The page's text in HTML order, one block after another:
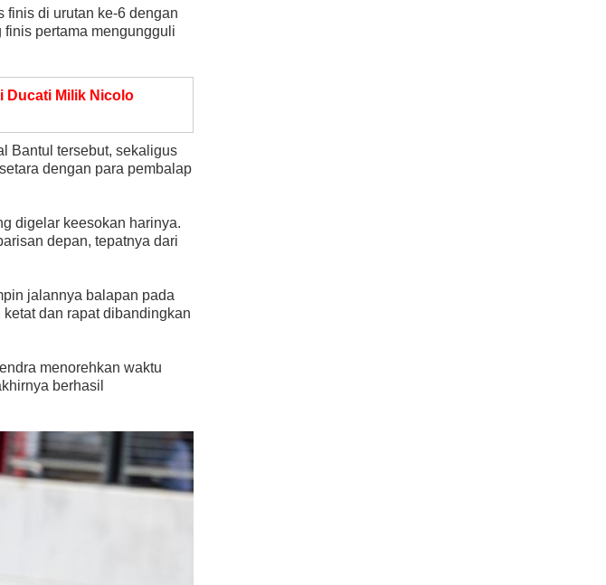
finis di urutan ke-6 dengan
pertama mengungguli
Ducati Milik Nicolo
Bantul tersebut, sekaligus
dengan para pembalap
digelar keesokan harinya.
depan, tepatnya dari
jalannya balapan pada
dan rapat dibandingkan
menorehkan waktu
berhasil